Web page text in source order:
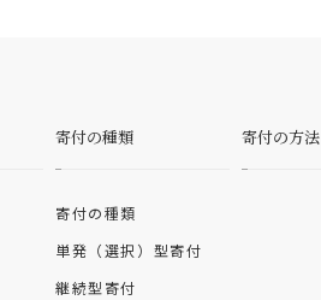
寄付の種類
寄付の種類
単発（選択）型寄付
継続型寄付
寄付の方法